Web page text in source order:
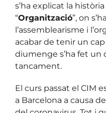
s’ha explicat la
“Organització”, on
l’assemblearisme i
acabar de tenir un
diumenge s’ha fet un
tancament.
El curs passat el CIM
a Barcelona a causa